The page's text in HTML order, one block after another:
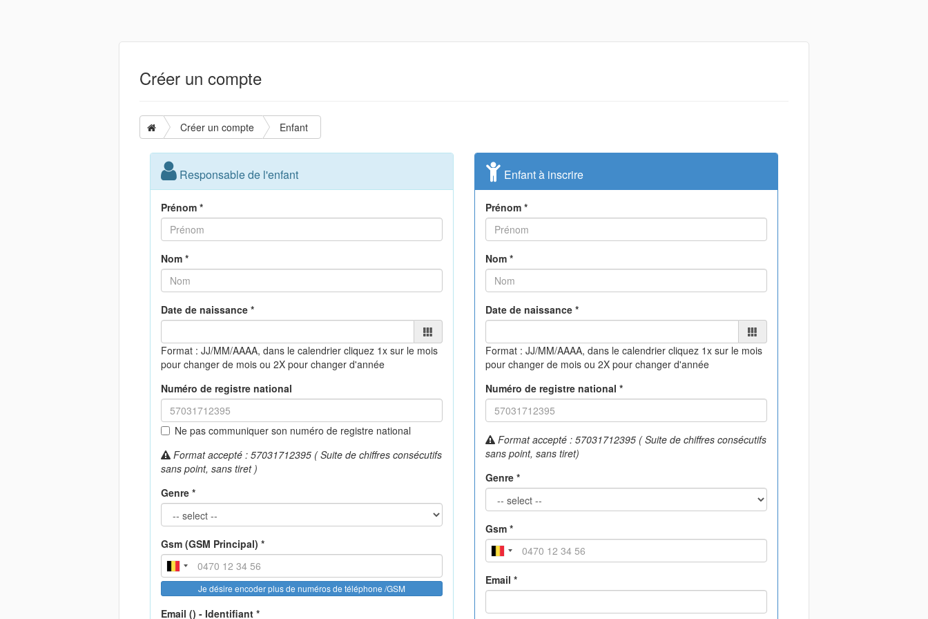
Créer un compte
Créer un compte Enfant
Responsable de l'enfant
Prénom *
Nom *
Date de naissance *
Format : JJ/MM/AAAA, dans le calendrier cliquez 1x sur le mois
pour changer de mois ou 2X pour changer d'année
Numéro de registre national
Ne pas communiquer son numéro de registre national
Format accepté : 57031712395 ( Suite de chiffres consécutifs
sans point, sans tiret )
Genre *
Gsm (GSM Principal) *
Je désire encoder plus de numéros de téléphone /GSM
Email () - Identifiant *
Enfant à inscrire
Prénom *
Nom *
Date de naissance *
Format : JJ/MM/AAAA, dans le calendrier cliquez 1x sur le mois
pour changer de mois ou 2X pour changer d'année
Numéro de registre national *
Format accepté : 57031712395 ( Suite de chiffres consécutifs
sans point, sans tiret)
Genre *
Gsm *
Email *